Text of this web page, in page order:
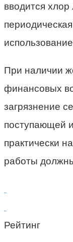
вводится
При наличии
финансовых
загрязнение
поступающей
практически
работы
Рейтинг